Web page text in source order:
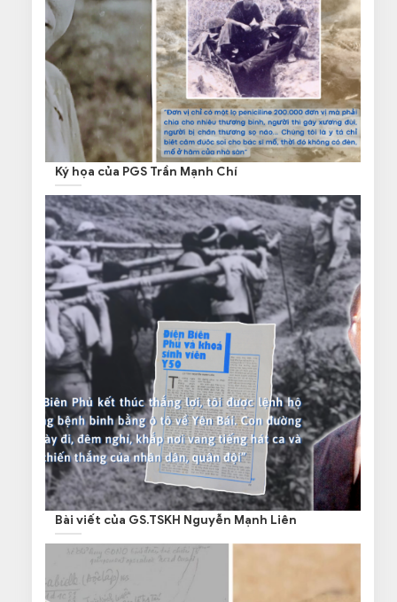
Ký họa của PGS Trần Mạnh Chí
Bài viết của GS.TSKH Nguyễn Mạnh Liên